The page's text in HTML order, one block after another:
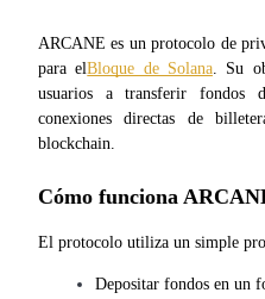
Información
ARCANE es un protocolo de
para elBloque de Solana. Su
usuarios a transferir fondos
conexiones directas de
blockchain.
Cómo funciona
El protocolo utiliza un simple
Depositar fondos en un